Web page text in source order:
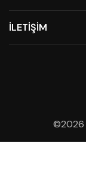
İLETİŞİM
©2026